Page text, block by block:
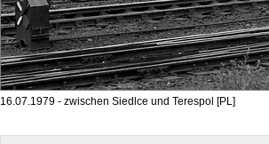
16.07.1979 - zwischen Siedlce und Terespol [PL]